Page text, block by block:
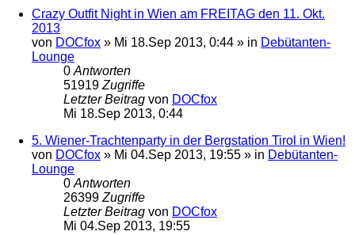
Crazy Outfit Night in Wien am FREITAG den 11. Okt.
2013
von DOCfox » Mi 18.Sep 2013, 0:44 » in Debütanten-
Lounge
0 Antworten
51919 Zugriffe
Letzter Beitrag von DOCfox
Mi 18.Sep 2013, 0:44
5. Wiener-Trachtenparty in der Bergstation Tirol in Wien!
von DOCfox » Mi 04.Sep 2013, 19:55 » in Debütanten-
Lounge
0 Antworten
26399 Zugriffe
Letzter Beitrag von DOCfox
Mi 04.Sep 2013, 19:55